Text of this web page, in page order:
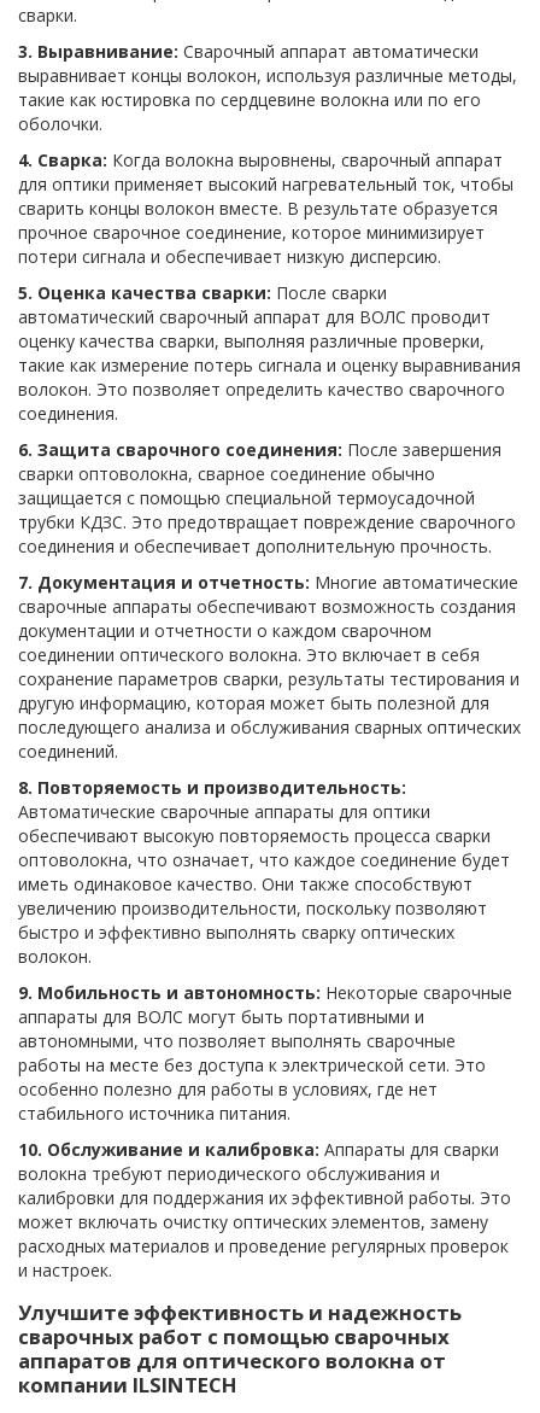
сварки.
3. Выравнивание: Сварочный аппарат автоматически
выравнивает концы волокон, используя различные методы,
такие как юстировка по сердцевине волокна или по его
оболочки.
4. Сварка: Когда волокна выровнены, сварочный аппарат
для оптики применяет высокий нагревательный ток, чтобы
сварить концы волокон вместе. В результате образуется
прочное сварочное соединение, которое минимизирует
потери сигнала и обеспечивает низкую дисперсию.
5. Оценка качества сварки: После сварки
автоматический сварочный аппарат для ВОЛС проводит
оценку качества сварки, выполняя различные проверки,
такие как измерение потерь сигнала и оценку выравнивания
волокон. Это позволяет определить качество сварочного
соединения.
6. Защита сварочного соединения: После завершения
сварки оптоволокна, сварное соединение обычно
защищается с помощью специальной термоусадочной
трубки КДЗС. Это предотвращает повреждение сварочного
соединения и обеспечивает дополнительную прочность.
7. Документация и отчетность: Многие автоматические
сварочные аппараты обеспечивают возможность создания
документации и отчетности о каждом сварочном
соединении оптического волокна. Это включает в себя
сохранение параметров сварки, результаты тестирования и
другую информацию, которая может быть полезной для
последующего анализа и обслуживания сварных оптических
соединений.
8. Повторяемость и производительность:
Автоматические сварочные аппараты для оптики
обеспечивают высокую повторяемость процесса сварки
оптоволокна, что означает, что каждое соединение будет
иметь одинаковое качество. Они также способствуют
увеличению производительности, поскольку позволяют
быстро и эффективно выполнять сварку оптических
волокон.
9. Мобильность и автономность: Некоторые сварочные
аппараты для ВОЛС могут быть портативными и
автономными, что позволяет выполнять сварочные
работы на месте без доступа к электрической сети. Это
особенно полезно для работы в условиях, где нет
стабильного источника питания.
10. Обслуживание и калибровка: Аппараты для сварки
волокна требуют периодического обслуживания и
калибровки для поддержания их эффективной работы. Это
может включать очистку оптических элементов, замену
расходных материалов и проведение регулярных проверок
и настроек.
Улучшите эффективность и надежность
сварочных работ с помощью сварочных
аппаратов для оптического волокна от
компании ILSINTECH